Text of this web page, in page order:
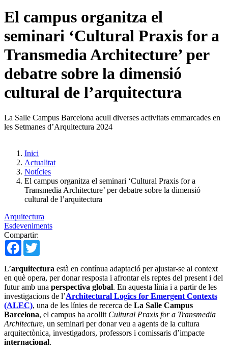
El campus organitza el
seminari ‘Cultural Praxis for a
Transmedia Architecture’ per
debatre sobre la dimensió
cultural de l’arquitectura
La Salle Campus Barcelona acull diverses activitats emmarcades en
les Setmanes d’Arquitectura 2024
Inici
Actualitat
Notícies
El campus organitza el seminari ‘Cultural Praxis for a
Transmedia Architecture’ per debatre sobre la dimensió
cultural de l’arquitectura
Arquitectura
Esdeveniments
Compartir:
Facebook
L’arquitectura està en contínua adaptació per ajustar-se al context
en què opera, per donar resposta i afrontar els reptes del present i del
futur amb una perspectiva global. En aquesta línia i a partir de les
investigacions de l’Architectural Logics for Emergent Contexts
(ALEC), una de les línies de recerca de La Salle Campus
Barcelona, el campus ha acollit Cultural Praxis for a Transmedia
Architecture, un seminari per donar veu a agents de la cultura
arquitectònica, investigadors, professors i comissaris d’impacte
internacional.